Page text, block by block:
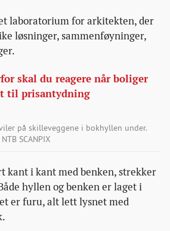
laboratorium for arkitekten, der
løsninger, sammenføyninger,
skal du reagere når boliger
til prisantydning
på skilleveggene i bokhyllen under.
NTB SCANPIX
kant i kant med benken, strekker
hyllen og benken er laget i
er furu, alt lett lysnet med